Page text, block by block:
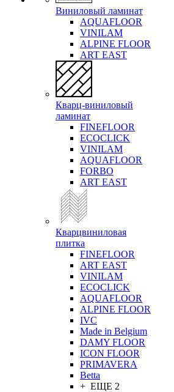
Виниловый ламинат
AQUAFLOOR
VINILAM
ALPINE FLOOR
ART EAST
Кварц-виниловый
ламинат
FINEFLOOR
ECOCLICK
VINILAM
AQUAFLOOR
FORBO
ART EAST
Кварцвиниловая
плитка
FINEFLOOR
ART EAST
VINILAM
ECOCLICK
AQUAFLOOR
ALPINE FLOOR
IVC
Made in Belgium
DAMY FLOOR
ICON FLOOR
PRIMAVERA
Betta
+ ЕЩЕ 2